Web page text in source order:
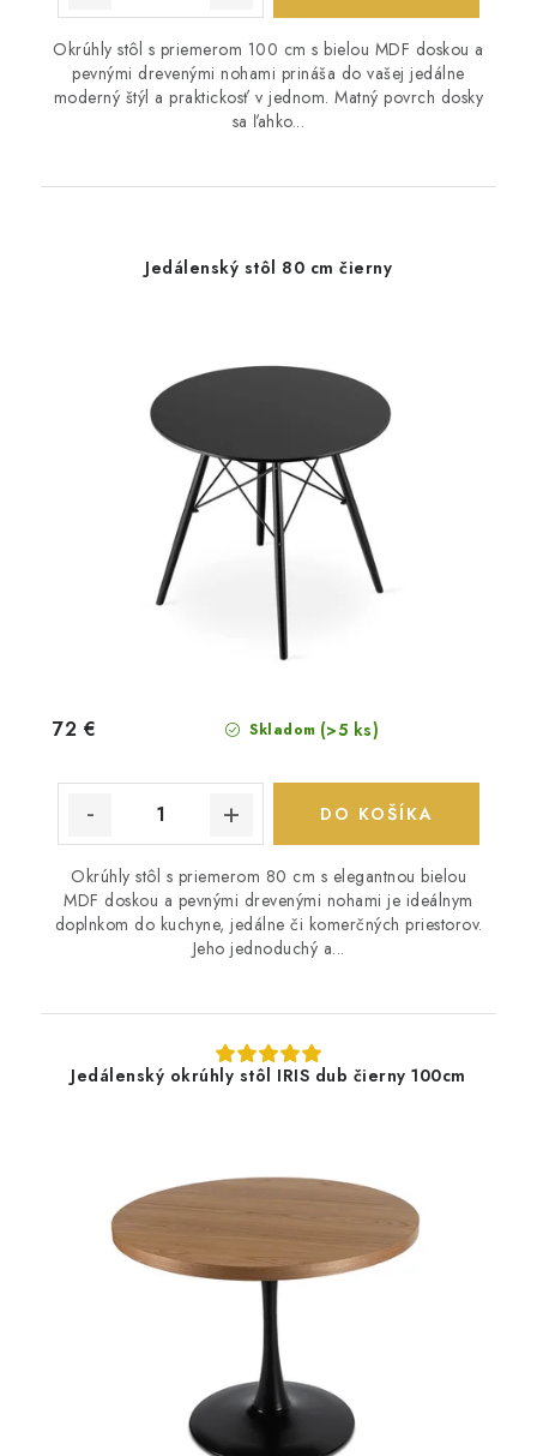
Okrúhly stôl s priemerom 100 cm s bielou MDF doskou a
pevnými drevenými nohami prináša do vašej jedálne
moderný štýl a praktickosť v jednom. Matný povrch dosky
sa ľahko...
Jedálenský stôl 80 cm čierny
Skladom (>5 ks)
72 €
DO KOŠÍKA
Okrúhly stôl s priemerom 80 cm s elegantnou bielou
MDF doskou a pevnými drevenými nohami je ideálnym
doplnkom do kuchyne, jedálne či komerčných priestorov.
Jeho jednoduchý a...
Jedálenský okrúhly stôl IRIS dub čierny 100cm